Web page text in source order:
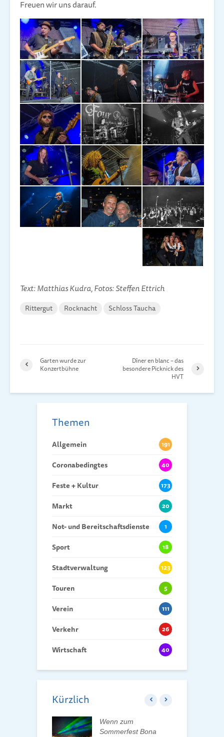
Freuen wir uns darauf.
Text: Matthias Kudra, Fotos: Steffen Ettrich
Rittergut Rocknacht Schloss Taucha
Garten wurde zur
Konzert­bühne
Dîner en blanc – das
besondere Picknick des
HVT
Themen
Allgemein 191
Coronabedingtes 40
Feste + Kultur 173
Markt 20
Not- und Bereitschaftsdienste 1
Sport 18
Stadtverwaltung 123
Touren 5
Verein 111
Verkehr 26
Wirtschaft 40
Kürzlich
Wenn zum
Sommerfest Bona